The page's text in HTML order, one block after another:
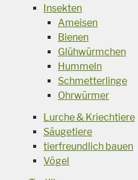
Insekten
Ameisen
Bienen
Glühwürmchen
Hummeln
Schmetterlinge
Ohrwürmer
Lurche & Kriechtiere
Säugetiere
tierfreundlich bauen
Vögel